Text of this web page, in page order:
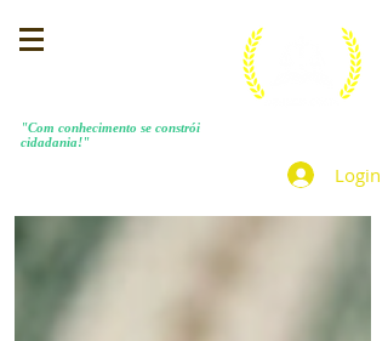
"Com conhecimento se constrói
cidadania!"
Login